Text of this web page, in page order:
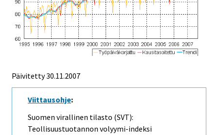
Päivitetty30.11.2007
Viittausohje:
Suomen virallinen tilasto (SVT):
Teollisuustuotannon volyymi-indeksi